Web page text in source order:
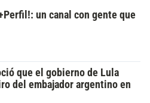
un canal con gente que
que el gobierno de Lula
del embajador argentino en